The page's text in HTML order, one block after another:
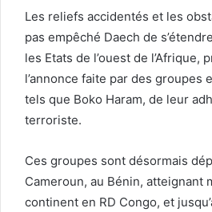
Les reliefs accidentés et les
pas empêché Daech de
les Etats de l’ouest de l’Afrique,
l’annonce faite par des groupes
tels que Boko Haram, de leur
terroriste.
Ces groupes sont désormais
Cameroun, au Bénin, atteignant
continent en RD Congo, et